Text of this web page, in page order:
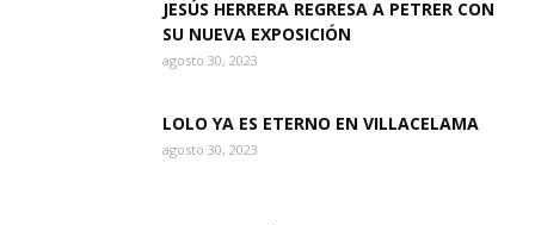
JESÚS HERRERA REGRESA A PETRER CON
SU NUEVA EXPOSICIÓN
agosto 30, 2023
LOLO YA ES ETERNO EN VILLACELAMA
agosto 30, 2023